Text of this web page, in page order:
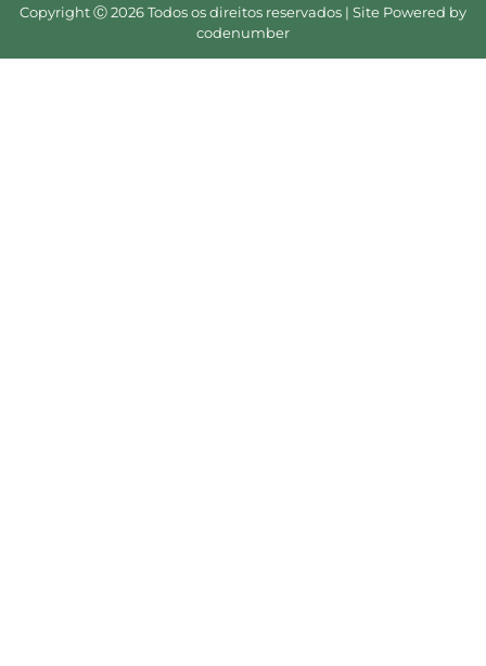
Copyright Ⓒ 2026 Todos os direitos reservados | Site Powered by
codenumber